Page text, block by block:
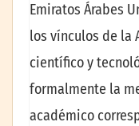
Emiratos Árabes
los vínculos de la
científico y
formalmente la
académico